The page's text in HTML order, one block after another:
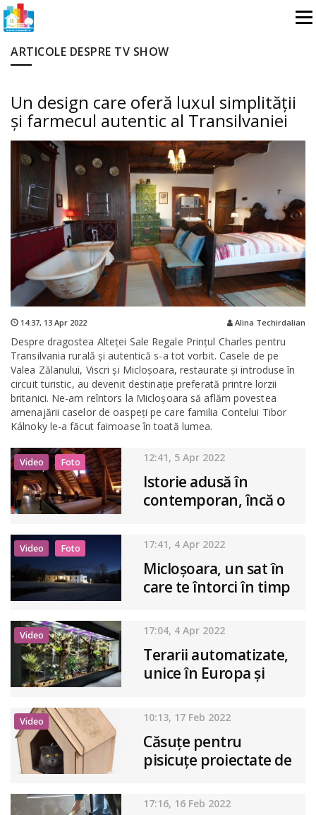
ARTICOLE DESPRE TV SHOW
Un design care oferă luxul simplității
și farmecul autentic al Transilvaniei
14:37, 13 Apr 2022 Alina Techirdalian
Despre dragostea Alteței Sale Regale Prinţul Charles pentru
Transilvania rurală şi autentică s-a tot vorbit. Casele de pe
Valea Zălanului, Viscri şi Micloşoara, restaurate şi introduse în
circuit turistic, au devenit destinaţie preferată printre lorzii
britanici. Ne-am reîntors la Micloșoara să aflăm povestea
amenajării caselor de oaspeți pe care familia Contelui Tibor
Kálnoky le-a făcut faimoase în toată lumea.
Video Foto 12:41, 5 Apr 2022
Istorie adusă în
contemporan, încă o
patrimoniul Bisericii
Negre a fost
restaurată
Video Foto 17:41, 4 Apr 2022
Micloșoara, un sat în
care te întorci în timp
Video 17:04, 4 Apr 2022
Terarii automatizate,
unice în Europa și
Video 10:13, 17 Feb 2022
Căsuțe pentru
pisicuțe proiectate de
17:16, 16 Feb 2022